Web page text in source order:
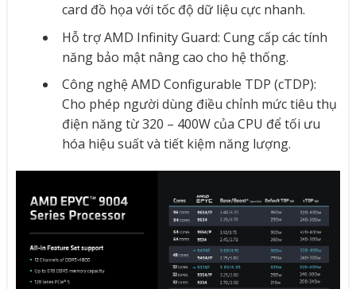
card đồ họa với tốc độ dữ liệu cực nhanh.
Hỗ trợ AMD Infinity Guard: Cung cấp các tính
năng bảo mật nâng cao cho hệ thống.
Công nghệ AMD Configurable TDP (cTDP):
Cho phép người dùng điều chỉnh mức tiêu thụ
điện năng từ 320 – 400W của CPU để tối ưu
hóa hiệu suất và tiết kiệm năng lượng.